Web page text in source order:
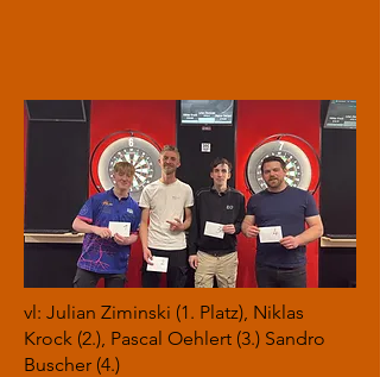
vl: Julian Ziminski (1. Platz), Niklas
Krock (2.), Pascal Oehlert (3.) Sandro
Buscher (4.)